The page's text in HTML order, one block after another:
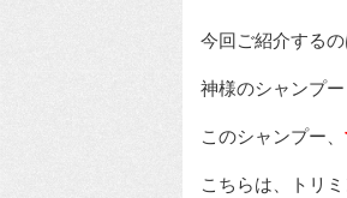
今回ご紹介するの
神様のシャンプ
このシャンプー、
こちらは、トリ